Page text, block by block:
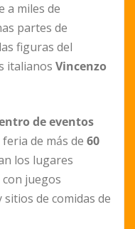
a miles de
partes de
figuras del
italianos Vincenzo
de eventos
de más de 60
los lugares
juegos
de comidas de